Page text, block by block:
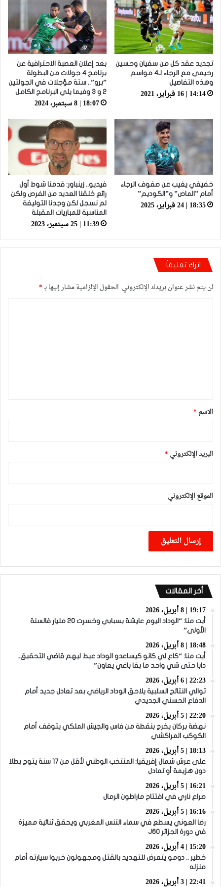
تجديد عقد كل من سفيان وحسين
رحيمي مع الرجاء لـ4 مواسم
وهذه التفاصيل
14:14 | 16 فبراير، 2021
بعد إعلان العصبة الاحترافية عن
برنامج 4 جولات من البطولة
”برو”.. ستة مؤجلات في الجولتين
2 و 3 وفيما يلي البرنامج الكامل
18:07 | 8 سبتمبر، 2024
خفيفي يغيب عن صفوف الرجاء
أمام ”الماص” و”الكوديم”
18:35 | 24 فبراير، 2025
فيديو.. زينباور: قدمنا شوط أول
رائع خلقنا العديد من الفرص ولكن
لم نسجل لكن وجدنا التوليفة
المناسبة للمباريات المقبلة
11:39 | 25 سبتمبر، 2023
اترك تعليقاً
لن يتم نشر عنوان بريدك الإلكتروني. الحقول الإلزامية مشار إليها بـ*
*
الاسم *
البريد الإلكتروني *
الموقع الإلكتروني
أخر المقالات
19:17 | 8 أبريل، 2026
أيت منا: “الوداد اليوم عايشة بسبابي وخسرت 20 مليار فالسنة
الأولى”
18:48 | 8 أبريل، 2026
أيت منا: “كاع لي كانو كيساعدو الوداد عيط ليهم قاضي التحقيق..
دابا حتى شي واحد ما بقا باغي يعاون”
22:23 | 6 أبريل، 2026
توالي النتائج السلبية يلاحق الوداد الرياضي بعد تعادل جديد أمام
الدفاع الحسني الجديدي
22:20 | 5 أبريل، 2026
نهضة بركان يخرج بنقطة من فاس والجيش الملكي يتوقف أمام
الكوكب المراكشي
18:13 | 5 أبريل، 2026
على عرش شمال إفريقيا: المنتخب الوطني لأقل من 17 سنة يتوج بطلا
دون هزيمة أو تعادل
16:21 | 5 أبريل، 2026
صراع ناري في افتتاح ماراطون الرمال
16:16 | 5 أبريل، 2026
رضا العوني يسطع في سماء التنس المغربي ويحقق ثنائية مميزة
في دورة الجزائر J60
15:20 | 4 أبريل، 2026
خطير .. دومو يتعرض للتهديد بالقتل ومجهولون خربوا سيارته أمام
منزله
22:41 | 3 أبريل، 2026